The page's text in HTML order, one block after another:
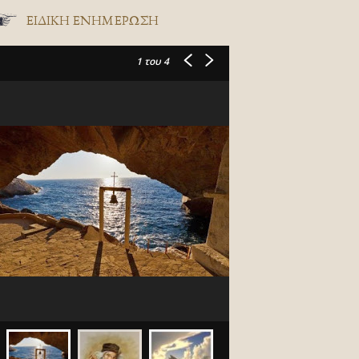
ΕΙΔΙΚΉ ΕΝΗΜΈΡΩΣΗ
1 του 4